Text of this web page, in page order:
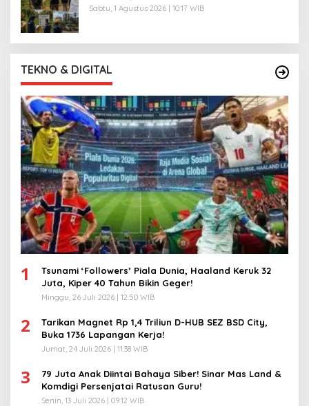
Sabtu, 1 Agustus 2026 | 10:17 WIB
TEKNO & DIGITAL
1
Tsunami ‘Followers’ Piala Dunia, Haaland Keruk 32
Juta, Kiper 40 Tahun Bikin Geger!
Minggu, 26 Juli 2026 | 12:50 WIB
2
Tarikan Magnet Rp 1,4 Triliun D-HUB SEZ BSD City,
Buka 1736 Lapangan Kerja!
Jumat, 24 Juli 2026 | 11:38 WIB
3
79 Juta Anak Diintai Bahaya Siber! Sinar Mas Land &
Komdigi Persenjatai Ratusan Guru!
Senin, 13 Juli 2026 | 09:12 WIB